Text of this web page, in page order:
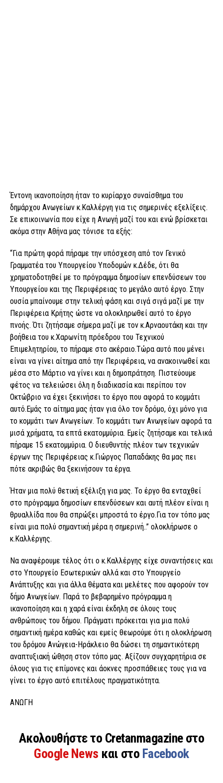
Έντονη ικανοποίηση ήταν το κυρίαρχο συναίσθημα του
δημάρχου Ανωγείων κ.Καλλέργη για τις σημερινές εξελίξεις.
Σε επικοινωνία που είχε η Ανωγή μαζί του και ενώ βρίσκεται
ακόμα στην Αθήνα μας τόνισε τα εξής:
“Για πρώτη φορά πήραμε την υπόσχεση από τον Γενικό
Γραμματέα του Υπουργείου Υποδομών κ.Δέδε, ότι θα
χρηματοδοτηθεί με το πρόγραμμα δημοσίων επενδύσεων του
Υπουργείου και της Περιφέρειας το μεγάλο αυτό έργο. Στην
ουσία μπαίνουμε στην τελική φάση και σιγά σιγά μαζί με την
Περιφέρεια Κρήτης ώστε να ολοκληρωθεί αυτό το έργο
πνοής. Ότι ζητήσαμε σήμερα μαζί με τον κ.Αρναουτάκη και την
βοήθεια του κ.Χαρωνίτη πρόεδρου του Τεχνικού
Επιμελητηρίου, το πήραμε στο ακέραιο.Τώρα αυτό που μένει
είναι να γίνει αίτημα από την Περιφέρεια, να ανακοινωθεί και
μέσα στο Μάρτιο να γίνει και η δημοπράτηση. Πιστεύουμε
φέτος να τελειώσει όλη η διαδικασία και περίπου τον
Οκτώβριο να έχει ξεκινήσει το έργο που αφορά το κομμάτι
αυτό.Εμάς το αίτημα μας ήταν για όλο τον δρόμο, όχι μόνο για
το κομμάτι των Ανωγείων. Το κομμάτι των Ανωγείων αφορά τα
μισά χρήματα, τα επτά εκατομμύρια. Εμείς ζητήσαμε και τελικά
πήραμε 15 εκατομμύρια. Ο διευθυντής πλέον των τεχνικών
έργων της Περιφέρειας κ.Γιώργος Παπαδάκης θα μας πει
πότε ακριβώς θα ξεκινήσουν τα έργα.
Ήταν μια πολύ θετική εξέλιξη για μας. Το έργο θα ενταχθεί
στο πρόγραμμα δημοσίων επενδύσεων και αυτή πλέον είναι η
θρυαλλίδα που θα σπρώξει μπροστά το έργο.Για τον τόπο μας
είναι μια πολύ σημαντική μέρα η σημερινή..” ολοκλήρωσε ο
κ.Καλλέργης.
Να αναφέρουμε τέλος ότι ο κ.Καλλέργης είχε συναντήσεις και
στο Υπουργείο Εσωτερικών αλλά και στο Υπουργείο
Ανάπτυξης και για άλλα θέματα και μελέτες που αφορούν τον
δήμο Ανωγείων. Παρά το βεβαρημένο πρόγραμμα η
ικανοποίηση και η χαρά είναι έκδηλη σε όλους τους
ανθρώπους του δήμου. Πράγματι πρόκειται για μια πολύ
σημαντική ημέρα καθώς και εμείς θεωρούμε ότι η ολοκλήρωση
του δρόμου Ανώγεια-Ηράκλειο θα δώσει τη σημαντικότερη
αναπτυξιακή ώθηση στον τόπο μας. Αξίζουν συγχαρητήρια σε
όλους για τις επίμονες και άοκνες προσπάθειες τους για να
γίνει το έργο αυτό επιτέλους πραγματικότητα.
ΑΝΩΓΗ
Ακολουθήστε το Cretanmagazine στο
Google News και στο Facebook